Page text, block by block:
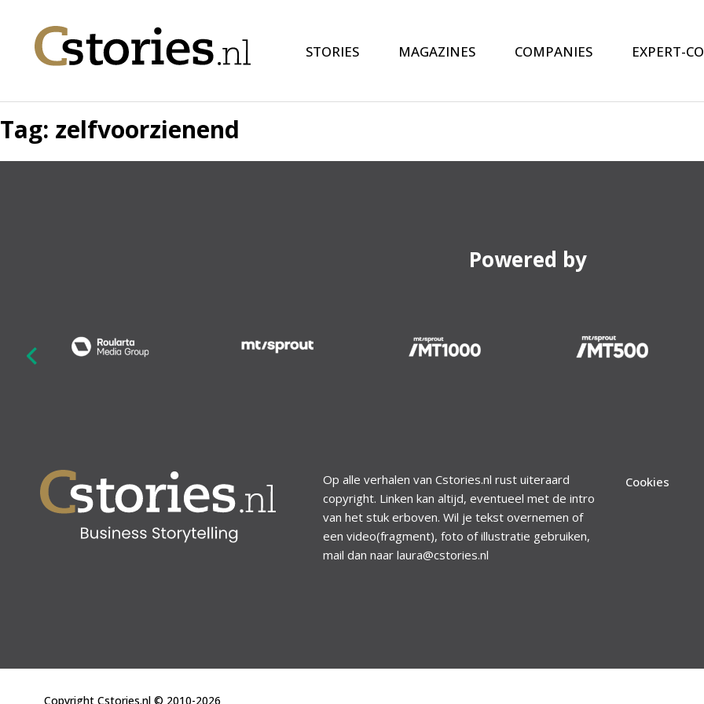
STORIES MAGAZINES COMPANIES EXPERT-
Tag: zelfvoorzienend
Powered by
Op alle verhalen van Cstories.nl rust uiteraard
copyright. Linken kan altijd, eventueel met de intro
van het stuk erboven. Wil je tekst overnemen of
een video(fragment), foto of illustratie gebruiken,
mail dan naar laura@cstories.nl
Cookies
Copyright Cstories.nl © 2010-2026